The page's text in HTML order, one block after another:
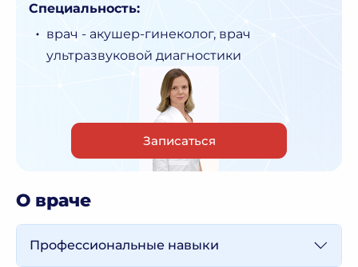
Специальность:
врач - акушер-гинеколог, врач
ультразвуковой диагностики
Записаться
О враче
Профессиональные навыки